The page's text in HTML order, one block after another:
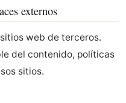
externos
web de terceros.
del contenido, políticas
sitios.